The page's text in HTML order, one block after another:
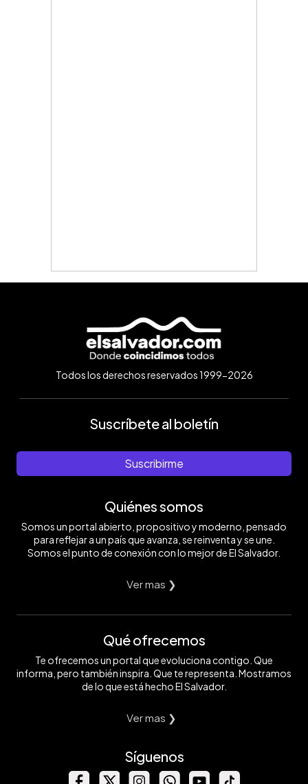
Todos los derechos reservados 1999-2026
Suscríbete al boletín
Suscribirme
Quiénes somos
Somos un portal abierto, propositivo y moderno, pensado
para reflejar a un país que avanza, se reinventa y se une.
Somos el punto de conexión con lo mejor de El Salvador.
Ver mas ❯
Qué ofrecemos
Te ofrecemos un portal que evoluciona contigo. Que
informa, pero también inspira. Que te representa. Mostramos
de lo que está hecho El Salvador.
Ver mas ❯
Síguenos